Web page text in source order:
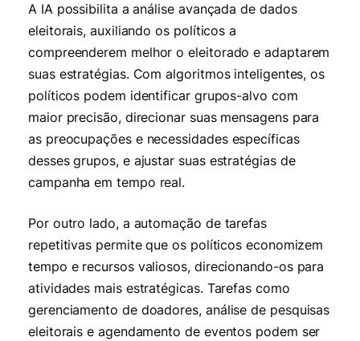
A IA possibilita a análise avançada de dados
eleitorais, auxiliando os políticos a
compreenderem melhor o eleitorado e adaptarem
suas estratégias. Com algoritmos inteligentes, os
políticos podem identificar grupos-alvo com
maior precisão, direcionar suas mensagens para
as preocupações e necessidades específicas
desses grupos, e ajustar suas estratégias de
campanha em tempo real.
Por outro lado, a automação de tarefas
repetitivas permite que os políticos economizem
tempo e recursos valiosos, direcionando-os para
atividades mais estratégicas. Tarefas como
gerenciamento de doadores, análise de pesquisas
eleitorais e agendamento de eventos podem ser